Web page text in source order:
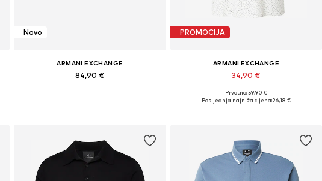
Novo
ARMANI EXCHANGE
84,90 €
PROMOCIJA
ARMANI EXCHANGE
34,90 €
Dostupne veličine: S, M, L
Prvotno: 59,90 €
Posljednja najniža cijena:26,18 €